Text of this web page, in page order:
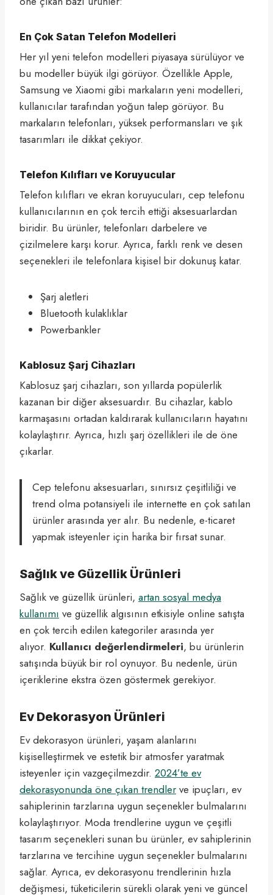
En Çok Satan Telefon Modelleri
Her yıl yeni telefon modelleri piyasaya sürülüyor ve
bu modeller büyük ilgi görüyor. Özellikle Apple,
Samsung ve Xiaomi gibi markaların yeni modelleri,
kullanıcılar tarafından yoğun talep görüyor. Bu
markaların telefonları, yüksek performansları ve şık
tasarımları ile dikkat çekiyor.
Telefon Kılıfları ve Koruyucular
Telefon kılıfları ve ekran koruyucuları, cep telefonu
kullanıcılarının en çok tercih ettiği aksesuarlardan
biridir. Bu ürünler, telefonları darbelere ve
çizilmelere karşı korur. Ayrıca, farklı renk ve desen
seçenekleri ile telefonlara kişisel bir dokunuş katar.
Şarj aletleri
Bluetooth kulaklıklar
Powerbankler
Kablosuz Şarj Cihazları
Kablosuz şarj cihazları, son yıllarda popülerlik
kazanan bir diğer aksesuardır. Bu cihazlar, kablo
karmaşasını ortadan kaldırarak kullanıcıların hayatını
kolaylaştırır. Ayrıca, hızlı şarj özellikleri ile de öne
çıkarlar.
Cep telefonu aksesuarları, sınırsız çeşitliliği ve
trend olma potansiyeli ile internette en çok satılan
ürünler arasında yer alır. Bu nedenle, e-ticaret
yapmak isteyenler için harika bir fırsat sunar.
Sağlık ve Güzellik Ürünleri
Sağlık ve güzellik ürünleri, artan sosyal medya
kullanımı ve güzellik algısının etkisiyle online satışta
en çok tercih edilen kategoriler arasında yer
alıyor. Kullanıcı değerlendirmeleri, bu ürünlerin
satışında büyük bir rol oynuyor. Bu nedenle, ürün
içeriklerine ekstra özen göstermek gerekiyor.
Ev Dekorasyon Ürünleri
Ev dekorasyon ürünleri, yaşam alanlarını
kişiselleştirmek ve estetik bir atmosfer yaratmak
isteyenler için vazgeçilmezdir. 2024’te ev
dekorasyonunda öne çıkan trendler ve ipuçları, ev
sahiplerinin tarzlarına uygun seçenekler bulmalarını
kolaylaştırıyor. Moda trendlerine uygun ve çeşitli
tasarım seçenekleri sunan bu ürünler, ev sahiplerinin
tarzlarına ve tercihine uygun seçenekler bulmalarını
sağlar. Ayrıca, ev dekorasyonu trendlerinin hızla
değişmesi, tüketicilerin sürekli olarak yeni ve güncel